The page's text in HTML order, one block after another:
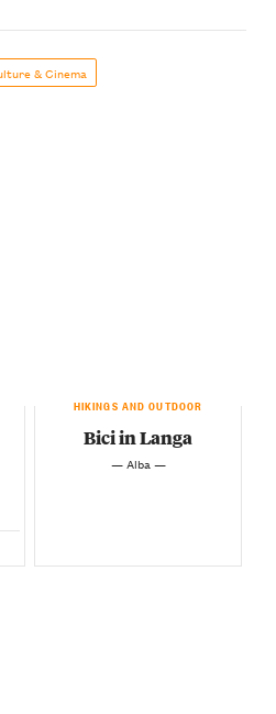
& Cinema
HIKINGS AND OUTDOOR
Bici in Langa
— Alba —